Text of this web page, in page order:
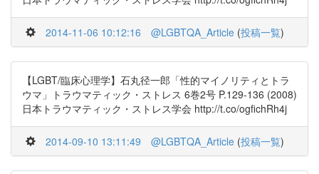
2014-11-06 10:12:16 @LGBTQA_Article (投稿一覧)
【LGBT/臨床心理学】石丸径一郎「性的マイノリティとトラ
ウマ」トラウマティック・ストレス 6巻2号 P.129-136 (2008)
日本トラウマティック・ストレス学会 http://t.co/ogfichRh4j
2014-09-10 13:11:49 @LGBTQA_Article (投稿一覧)